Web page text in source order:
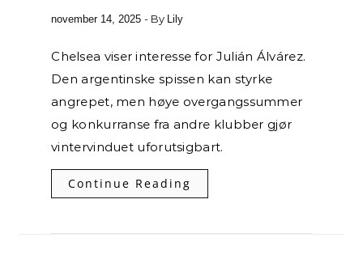
november 14, 2025 - By Lily
Chelsea viser interesse for Julián Álvárez.
Den argentinske spissen kan styrke
angrepet, men høye overgangssummer
og konkurranse fra andre klubber gjør
vintervinduet uforutsigbart.
Continue Reading